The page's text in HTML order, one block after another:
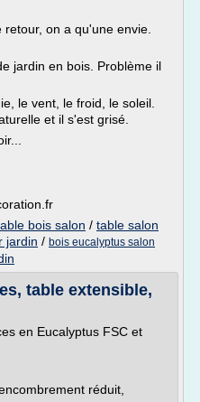
on a qu'une envie.
jardin en bois. Problème il
le vent, le froid, le soleil.
et il s'est grisé.
bois salon / table salon
jardin / bois eucalyptus salon
table extensible,
en Eucalyptus FSC et
réduit,